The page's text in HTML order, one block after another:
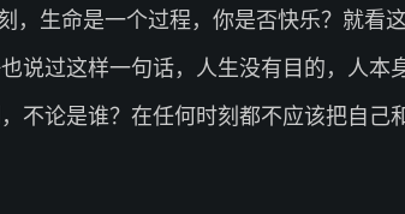
，生命是一个过程，你是否快乐？就看
说过这样一句话，人生没有目的，人本
不论是谁？在任何时刻都不应该把自己